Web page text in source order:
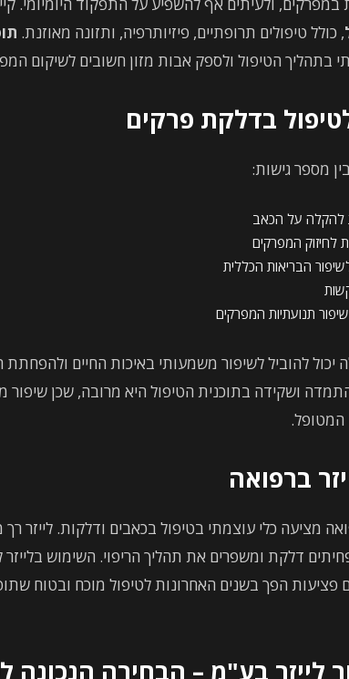
, כולל טיפולים תרופתיים, פיזיותרפיה, ותזונה מאוזנת.
הטיפול ולספק אבות מזון חשובים לשיקום
בדלקת פרקים
מספר גישות:
להקלה על הכאב
לחיזוק המפרקים
הבריאות הכללית
תנועתיות המפרקים
יכול להוביל לשיפור משמעותי באיכות החיים
ושקידה בתוכנית הטיפול היא מרובה, שכן שיפור
המטופל.
ברפואה
מציעה כלי עוצמתי בטיפול בכאבים ודלקות. לייזר
דלקת ומשפרים את תהליך הריפוי. השימוש
פציעות הפך בשנים האחרונות לטיפול מוכח ובטוח
לייזר בע"מ – הבחירה הנכונה